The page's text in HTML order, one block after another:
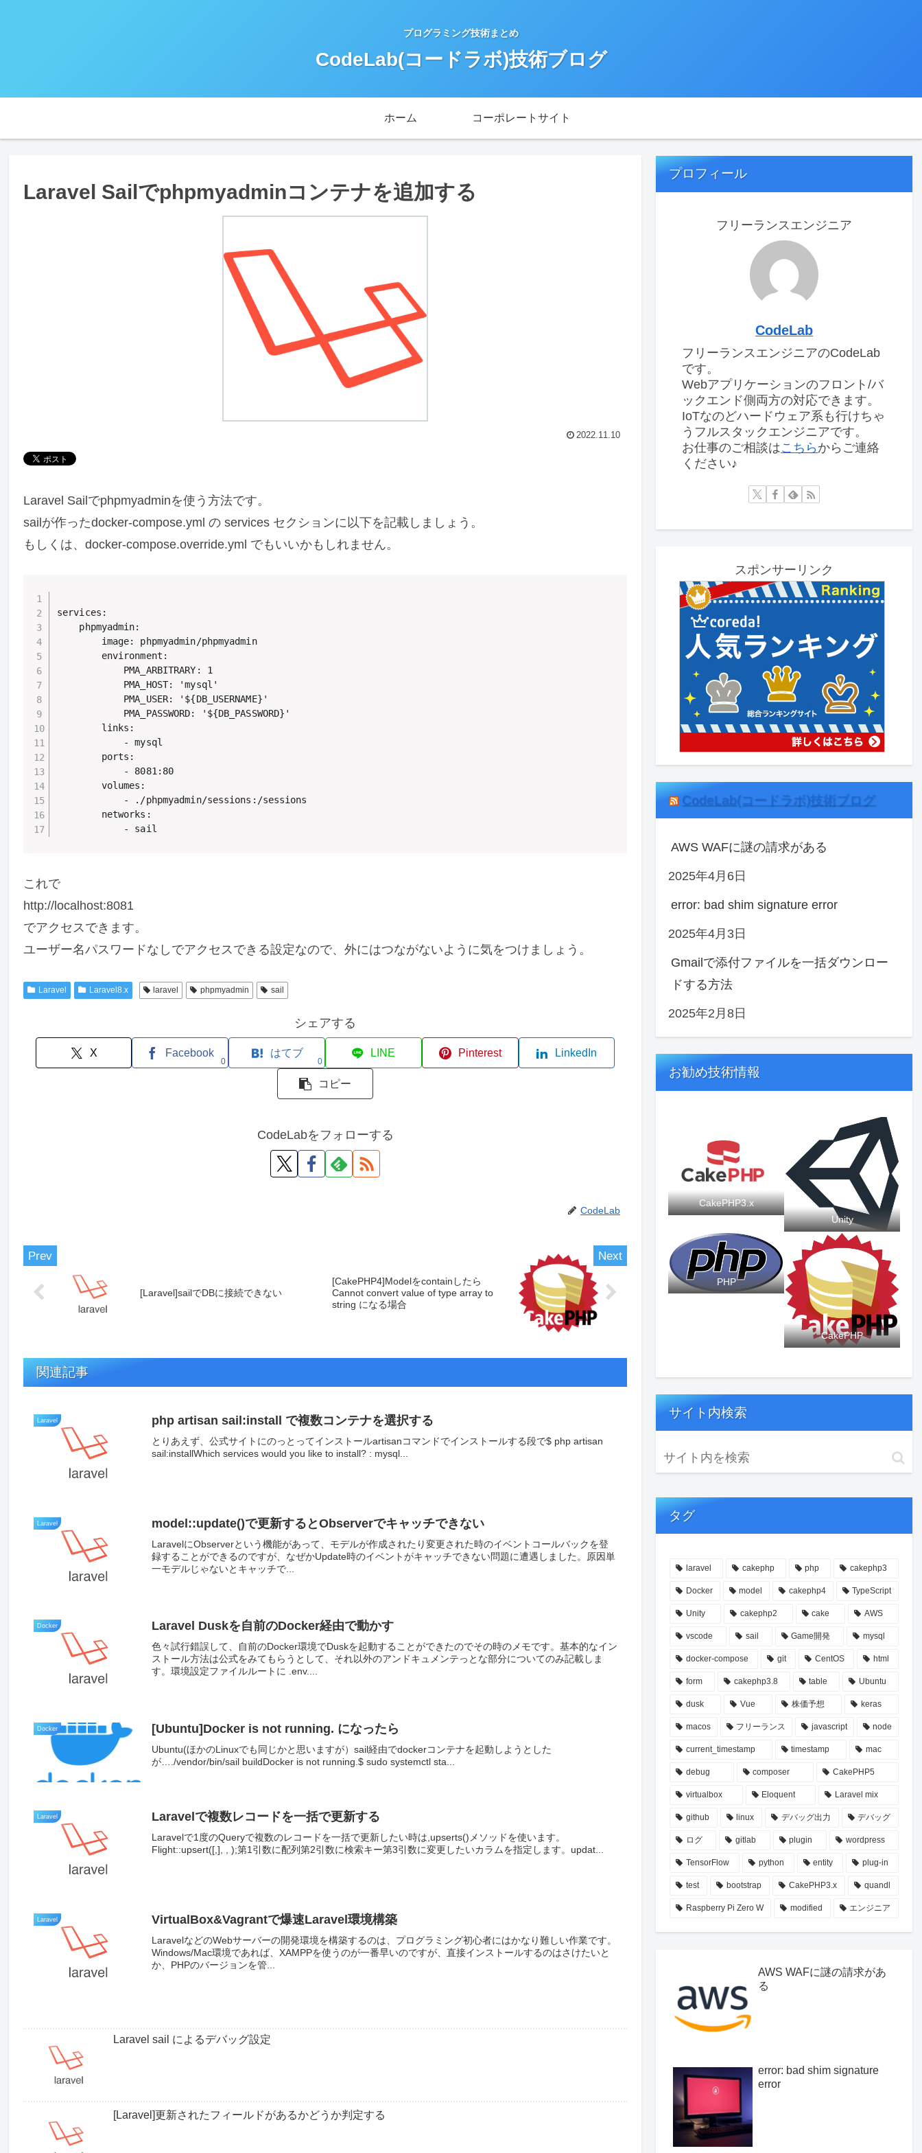
プログラミング技術まとめ
CodeLab(コードラボ)技術ブログ
ホーム コーポレートサイト
Laravel Sailでphpmyadminコンテナを追加する
2022.11.10
Laravel Sailでphpmyadminを使う方法です。
sailが作ったdocker-compose.yml の services セクションに以下を記載しましょう。
もしくは、docker-compose.override.yml でもいいかもしれません。
services:
    phpmyadmin:
        image: phpmyadmin/phpmyadmin
        environment:
            PMA_ARBITRARY: 1
            PMA_HOST: 'mysql'
            PMA_USER: '${DB_USERNAME}'
            PMA_PASSWORD: '${DB_PASSWORD}'
        links:
            - mysql
        ports:
            - 8081:80
        volumes:
            - ./phpmyadmin/sessions:/sessions
        networks:
これで
http://localhost:8081
でアクセスできます。
ユーザー名パスワードなしでアクセスできる設定なので、外にはつながないように気をつけましょう。
Laravel Laravel8.x laravel phpmyadmin sail
シェアする
X Facebook
0
はてブ
0
LINE Pinterest LinkedIn
コピー
CodeLabをフォローする
CodeLab
[Laravel]sailでDBに接続できない
[CakePHP4]Modelをcontainしたら
Cannot convert value of type array to
string になる場合
関連記事
Laravel php artisan sail:install で複数コンテナを選択する
とりあえず、公式サイトにのっとってインストールartisanコマンドでインストールする段で$ php artisan
sail:installWhich services would you like to install? : mysql...
Laravel model::update()で更新するとObserverでキャッチできない
LaravelにObserverという機能があって、モデルが作成されたり変更された時のイベントコールバックを登
録することができるのですが、なぜかUpdate時のイベントがキャッチできない問題に遭遇しました。原因単
一モデルじゃないとキャッチで...
Docker Laravel Duskを自前のDocker経由で動かす
色々試行錯誤して、自前のDocker環境でDuskを起動することができたのでその時のメモです。基本的なイン
ストール方法は公式をみてもらうとして、それ以外のアンドキュメンテっとな部分についてのみ記載しま
す。環境設定ファイルルートに .env....
Docker [Ubuntu]Docker is not running. になったら
Ubuntu(ほかのLinuxでも同じかと思いますが）sail経由でdockerコンテナを起動しようとした
が…./vendor/bin/sail buildDocker is not running.$ sudo systemctl sta...
Laravel Laravelで複数レコードを一括で更新する
Laravelで1度のQueryで複数のレコードを一括で更新したい時は,upserts()メソッドを使います。
Flight::upsert([,], , );第1引数に配列第2引数に検索キー第3引数に変更したいカラムを指定します。updat...
Laravel VirtualBox&Vagrantで爆速Laravel環境構築
LaravelなどのWebサーバーの開発環境を構築するのは、プログラミング初心者にはかなり難しい作業です。
Windows/Mac環境であれば、XAMPPを使うのが一番早いのですが、直接インストールするのはさけたいと
か、PHPのバージョンを管...
Laravel sail によるデバッグ設定
[Laravel]更新されたフィールドがあるかどうか判定する
プロフィール
フリーランスエンジニア
CodeLab
フリーランスエンジニアのCodeLab
です。
Webアプリケーションのフロント/バ
ックエンド側両方の対応できます。
IoTなのどハードウェア系も行けちゃ
うフルスタックエンジニアです。
お仕事のご相談はこちら からご連絡
ください♪
スポンサーリンク
CodeLab(コードラボ)技術ブログ
AWS WAFに謎の請求がある
2025年4月6日
error: bad shim signature error
2025年4月3日
Gmailで添付ファイルを一括ダウンロー
ドする方法
2025年2月8日
お勧め技術情報
CakePHP3.x
Unity
PHP
CakePHP
サイト内検索
タグ
laravel cakephp php cakephp3
Docker model cakephp4 TypeScript
Unity cakephp2 cake AWS
vscode sail Game開発 mysql
docker-compose git CentOS html
form cakephp3.8 table Ubuntu
dusk Vue 株価予想 keras
macos フリーランス javascript node
current_timestamp timestamp mac
debug composer CakePHP5
virtualbox Eloquent Laravel mix
github linux デバッグ出力 デバッグ
ログ gitlab plugin wordpress
TensorFlow python entity plug-in
test bootstrap CakePHP3.x quandl
Raspberry Pi Zero W modified エンジニア
AWS WAFに謎の請求があ
る
error: bad shim signature
error